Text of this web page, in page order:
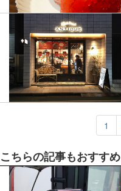
1
こちらの記事もおすすめ